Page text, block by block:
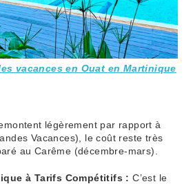
vacances en Ouat en Martinique
légèrement par rapport à
Vacances), le coût reste très
au Carême (décembre-mars).
à Tarifs Compétitifs : C’est le